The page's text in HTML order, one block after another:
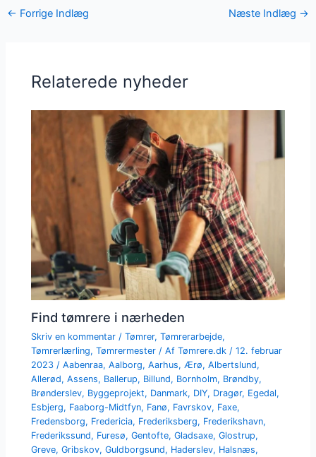
← Forrige Indlæg Næste Indlæg →
Relaterede nyheder
Find tømrere i nærheden
Skriv en kommentar /Tømrer,Tømrerarbejde,
Tømrerlærling,Tømrermester / AfTømrere.dk /12. februar
2023 /Aabenraa,Aalborg,Aarhus, Ærø,Albertslund,
Allerød,Assens, Ballerup, Billund, Bornholm, Brøndby,
Brønderslev, Byggeprojekt, Danmark, DIY, Dragør, Egedal,
Esbjerg, Faaborg-Midtfyn, Fanø, Favrskov, Faxe,
Fredensborg, Fredericia, Frederiksberg, Frederikshavn,
Frederikssund, Furesø,Gentofte,Gladsaxe,Glostrup,
Greve,Gribskov,Guldborgsund, Haderslev, Halsnæs,